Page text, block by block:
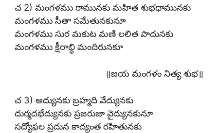
చ 2) మంగళము రామునకు మహిత శుభధామునకు
మంగళము సీతా సమేతునకునూ
మంగళము సుర మకుట మణి లలిత పాదునకు
మంగళము క్షీరాబ్ధి మందిరునకూ
॥జయ మంగళం నిత్య శుభ॥
చ 3) అద్యునకు బ్రహ్మది వేద్యునకు
దుర్మదభేద్యునకు ప్రజరుజా వైద్యునకునూ
సద్యోఫల ప్రదున కాద్యంత రహితునకు